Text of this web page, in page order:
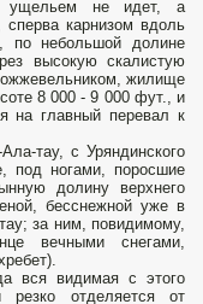
ущельем не идет, а
сперва карнизом вдоль
по небольшой долине
высокую скалистую
жилище
8 000 - 9 000 фут., и
на главный перевал к
тау, с Уряндинского
под ногами, поросшие
долину верхнего
бесснежной уже в
за ним, повидимому,
вечными снегами,
вся видимая с этого
отделяется от